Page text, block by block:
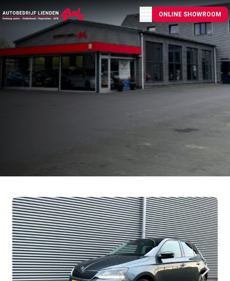
Menu openen
ONLINE SHOWROOM